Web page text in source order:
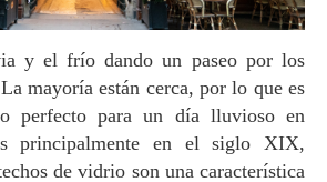
mayoría están cerca, por lo que es
perfecto para un día lluvioso en
principalmente en el siglo XIX,
de vidrio son una característica